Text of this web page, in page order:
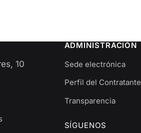
10
ADMINISTRACIÓN
Sede electrónica
Perfil del Contratante
Transparencia
SÍGUENOS